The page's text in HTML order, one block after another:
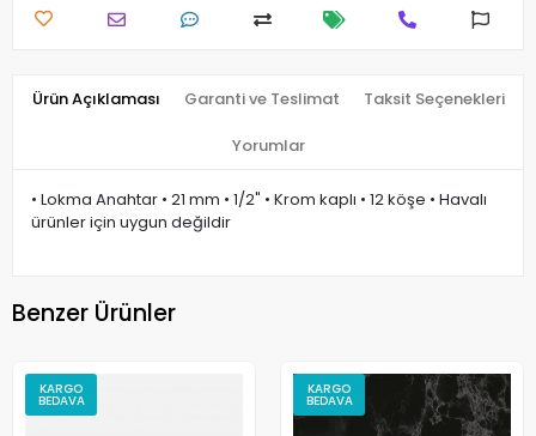
Ürün Açıklaması Garanti ve Teslimat Taksit Seçenekleri
Yorumlar
• Lokma Anahtar • 21 mm • 1/2" • Krom kaplı • 12 köşe • Havalı
ürünler için uygun değildir
Benzer Ürünler
KARGO
BEDAVA
KARGO
BEDAVA